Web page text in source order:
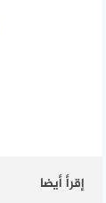
إقرأ أيضا